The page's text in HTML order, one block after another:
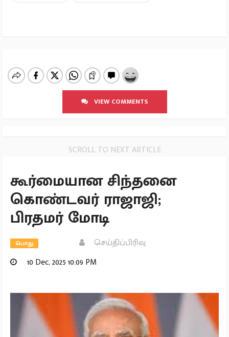
VIEW COMMENTS
SCROLL TO NEXT ARTICLE
கூர்மையான சிந்தனை
கொண்டவர் ராஜாஜி;
பிரதமர் மோடி
பொது
செய்திப்பிரிவு
10 Dec, 2025 10:09 PM